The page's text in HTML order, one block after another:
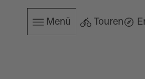
Menü Touren